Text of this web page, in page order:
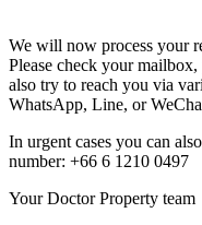
We will now process your
Please check your
also try to reach you via
WhatsApp, Line, or
In urgent cases you can
number: +66 6 1210 0497
Your Doctor Property team